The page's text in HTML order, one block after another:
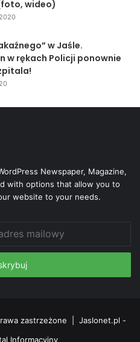
wideo)
w Jaśle.
w rękach Policji ponownie
Newspaper, Magazine,
with options that allow you to
website to your needs.
zastrzeżone | Jaslonet.pl -
Informacyjny